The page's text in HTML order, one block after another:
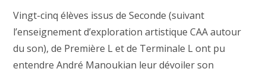
Vingt-cinq élèves issus de Seconde (suivant
l’enseignement d’exploration artistique CAA autour
du son), de Première L et de Terminale L ont pu
entendre André Manoukian leur dévoiler son